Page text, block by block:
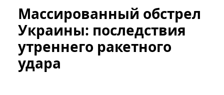
Массированный обстрел
Украины: последствия
утреннего ракетного
удара